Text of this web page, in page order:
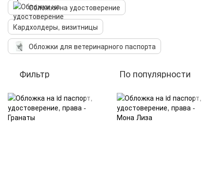
Обложки на удостоверение
Кардхолдеры, визитницы
Обложки для ветеринарного паспорта
Фильтр По популярности